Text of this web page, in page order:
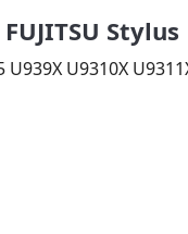
Stylus
U9310X